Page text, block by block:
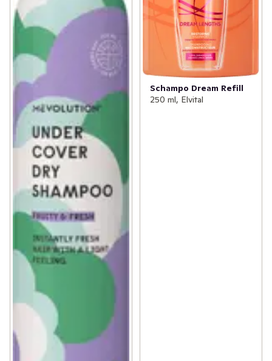
Schampo Dream Refill
250 ml, Elvital